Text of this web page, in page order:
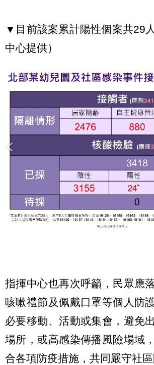
▼目前該案累計陽性個案共29
中心提供）
指揮中心也再次呼籲，民眾應
咳嗽禮節及佩戴口罩等個人防
必要移動、活動或集會，避免
場所，或高感染傳播風險場域
合各項防疫措施，共同嚴守社區